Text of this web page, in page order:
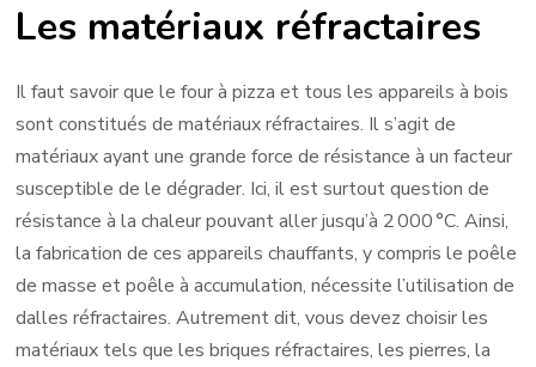
Les matériaux réfractaires
Il faut savoir que le four à pizza et tous les appareils à bois
sont constitués de matériaux réfractaires. Il s’agit de
matériaux ayant une grande force de résistance à un facteur
susceptible de le dégrader. Ici, il est surtout question de
résistance à la chaleur pouvant aller jusqu’à 2 000 °C. Ainsi,
la fabrication de ces appareils chauffants, y compris le poêle
de masse et poêle à accumulation, nécessite l’utilisation de
dalles réfractaires. Autrement dit, vous devez choisir les
matériaux tels que les briques réfractaires, les pierres, la